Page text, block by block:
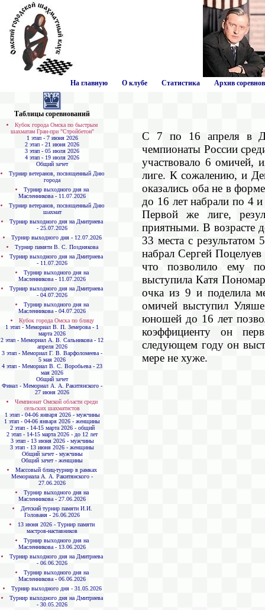
На главную О клубе Статистика Архив
Таблицы соревнований
Кубок города Омска по быстрым
шахматам Гран-при "Стройбетон"
1 этап - 7 июня 2026
2 этап - 21 июня 2026
3 этап - 05 июля 2026
4 этап - 19 июля 2026
Общий зачет
Турнир ветеранов, посвященный Дню
города
Турнир выходного дня на
Масленникова - 11.07.2026
Турнир ветеранов, посвященный Дню
шахмат
Турнир выходного дня на Дмитриева
- 25.07.2026
Турнир выходного дня - 12.07.2026
Турнир памяти В. С. Позднякова
Турнир выходного дня на Дмитриева
- 11.07.2026
Турнир выходного дня на
Масленникова - 11.07.2026
Турнир выходного дня на Дмитриева
- 04.07.2026
Турнир выходного дня на
Масленникова - 04.07.2026
Кубок города Омска по блицу
1 этап - Мемориал В. П. Земерова - 1
марта 2026
2 этап - Мемориал А. В. Сальникова - 12
апреля 2026
3 этап - Мемориал Г. В. Варфоломеева -
5 мая 2026
4 этап - Мемориал В. С. Воробьева - 23
мая 2026
Общий зачет
Финал - Мемориал А. А. Ракитянского -
27 июня 2026
Чемпионат Омской области среди
сельских шахматистов
1 этап - 04-06 января 2026 - мужчины
1 этап - 04-06 января 2026 - женщины
2 этап - 14-15 марта 2026 - общий
2 этап - 14-15 марта 2026 - до 12 лет
3 этап - 13 июня 2026 - мужчины
3 этап - 13 июня 2026 - женщины
Общий зачет - мужчины
Общий зачет - женщины
Массовый блиц-турнир в рамках
Мемориала А. А. Ракитянского -
27.06.2026
Турнир выходного дня на
Масленникова - 27.06.2026
Детский турнир памяти И.И.
Голованя - 26.06.2026
13 июня 2026 - Турнир памяти
мастров-наставников
Турнир выходного дня на
Масленникова - 13.06.2026
Турнир выходного дня на Дмитриева
- 06.06.2026
Турнир выходного дня на
Масленникова - 06.06.2026
Турнир выходного дня - 31.05.2026
Турнир выходного дня на Дмитриева
- 30.05.2026
С 7 по 16 апреля в
чемпионаты России
участвовало 6 омичей,
лиге. К сожалению, и
оказались оба не в
до 16 лет набрали по 4
Первой же лиге,
приятными. В возрасте
33 места с
набрал Сергей
что позволило ему
выступила Катя
очка из 9 и поделила
омичей выступил
юношей до 16 лет
коэффициенту он
следующем году он
мере не хуже.